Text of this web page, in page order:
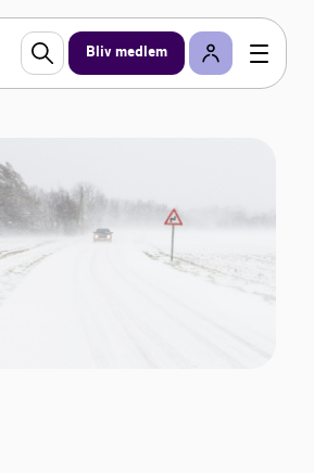
Bliv medlem